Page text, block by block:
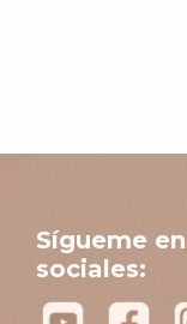
Sígueme
sociales: